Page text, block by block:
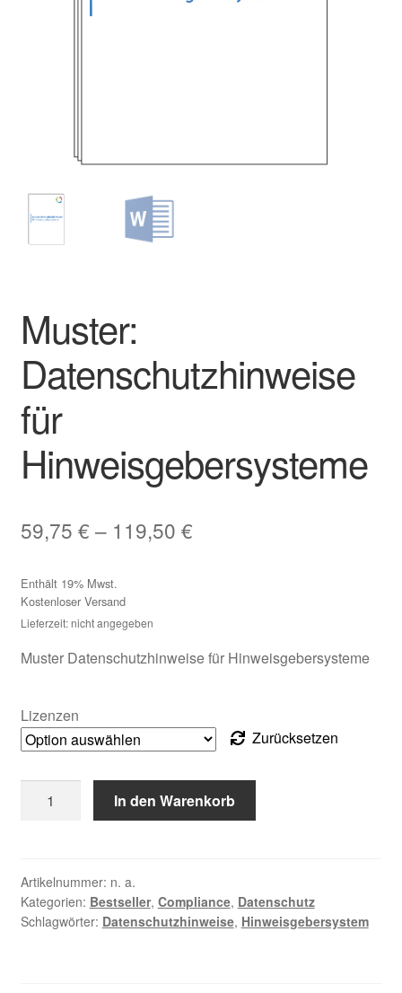
Muster:
Datenschutzhinweise
für
Hinweisgebersysteme
59,75 € – 119,50 €Preisspanne:
Enthält 19% Mwst.
Kostenloser Versand
Lieferzeit: nicht angegeben
Muster Datenschutzhinweise für Hinweisgebersysteme
Lizenzen
Zurücksetzen
Datenschutzhinweise
Menge
In den Warenkorb
Artikelnummer: n. a.
Kategorien: Bestseller, Compliance, Datenschutz
Schlagwörter: Datenschutzhinweise, Hinweisgebersystem